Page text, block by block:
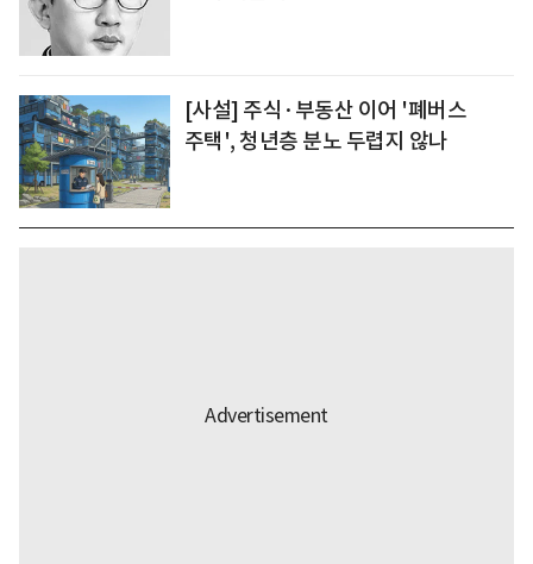
[사설] 주식·부동산 이어 '폐버스
주택', 청년층 분노 두렵지 않나